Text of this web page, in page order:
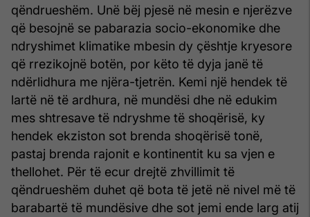
qëndrueshëm. Unë bëj pjesë në mesin e njerëzve
që besojnë se pabarazia socio-ekonomike dhe
ndryshimet klimatike mbesin dy çështje kryesore
që rrezikojnë botën, por këto të dyja janë të
ndërlidhura me njëra-tjetrën. Kemi një hendek të
lartë në të ardhura, në mundësi dhe në edukim
mes shtresave të ndryshme të shoqërisë, ky
hendek ekziston sot brenda shoqërisë tonë,
pastaj brenda rajonit e kontinentit ku sa vjen e
thellohet. Për të ecur drejtë zhvillimit të
qëndrueshëm duhet që bota të jetë në nivel më të
barabartë të mundësive dhe sot jemi ende larg atij